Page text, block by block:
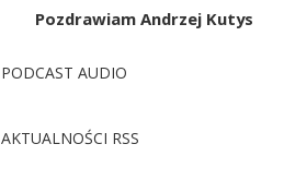
Pozdrawiam Andrzej Kutys
PODCAST AUDIO
AKTUALNOŚCI RSS